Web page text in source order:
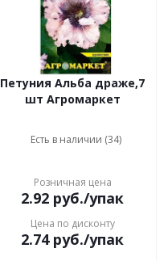
Петуния Альба драже,7
шт Агромаркет
Есть в наличии (34)
Розничная цена
2.92 руб./упак
Цена по дисконту
2.74руб./упак